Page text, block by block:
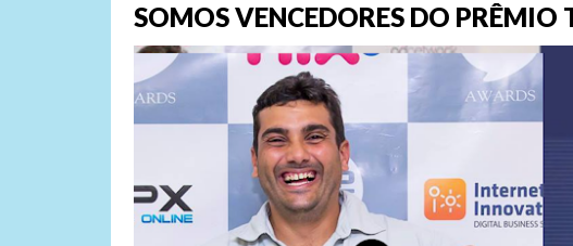
SOMOS VENCEDORES DO PRÊMIO